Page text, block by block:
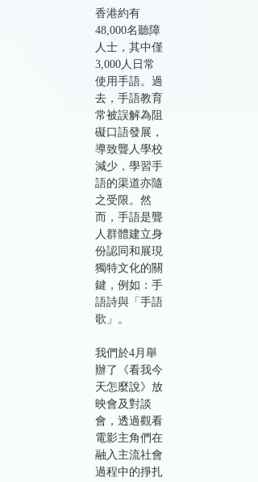
香港約有
48,000名聽障
人士，其中僅
3,000人日常
使用手語。過
去，手語教育
常被誤解為阻
礙口語發展，
導致聾人學校
減少，學習手
語的渠道亦隨
之受限。然
而，手語是聾
人群體建立身
份認同和展現
獨特文化的關
鍵，例如：手
語詩與「手語
歌」。
我們於4月舉
辦了《看我今
天怎麼說》放
映會及對談
會，透過觀看
電影主角們在
融入主流社會
過程中的掙扎